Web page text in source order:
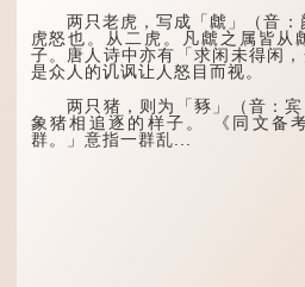
会须一饮三百杯。" 意思是
说：上天给了我才能，必然
有用到的地方；即使千金散
去，也终会重新得到。
李白作此诗时，大约是
天宝十一年。当时他已被唐
玄宗赐金放还约八年，这期
两只老虎，写成「虤」（音：
虎怒也。从二虎。凡虤之属皆从
子。唐人诗中亦有「求闲未得闲
是众人的讥讽让人怒目而视。
两只猪，则为「豩」（音：宾
象猪相追逐的样子。 《同文备
群。」意指一群乱...